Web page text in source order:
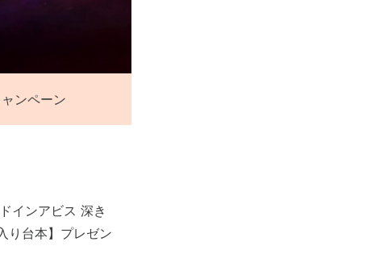
ンペーン
インアビス 深き
り台本】プレゼン